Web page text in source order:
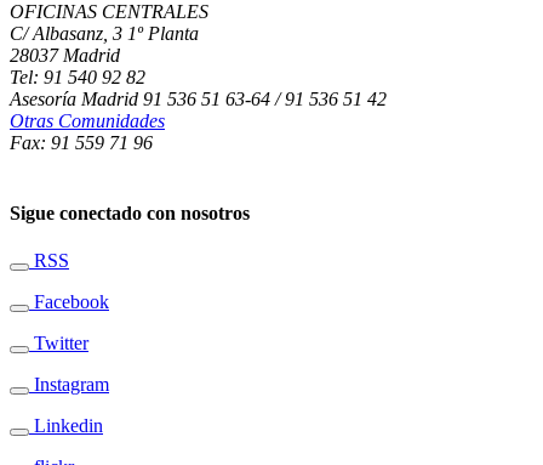
OFICINAS CENTRALES
C/ Albasanz, 3 1º Planta
28037 Madrid
Tel: 91 540 92 82
Asesoría Madrid 91 536 51 63-64 / 91 536 51 42
Otras Comunidades
Fax: 91 559 71 96
Sigue conectado con nosotros
RSS
Facebook
Twitter
Instagram
Linkedin